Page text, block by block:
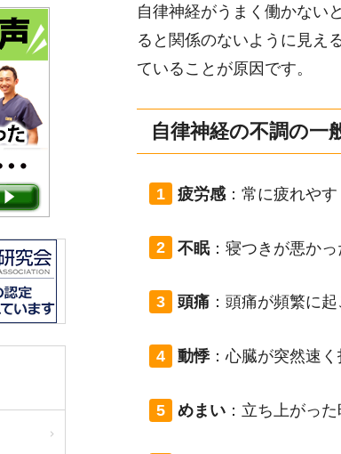
自律神経がうまく働かない
ると関係のないように見え
ていることが原因です。
自律神経の不調の一
疲労感 ：常に疲れやす
不眠：寝つきが悪かっ
頭痛 ：頭痛が頻繁に起
動悸：心臓が突然速く
めまい ： 立ち上がった